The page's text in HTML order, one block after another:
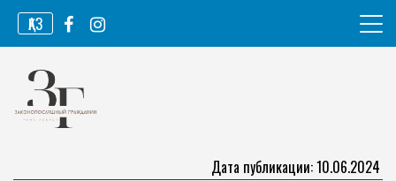
Перейти
содержимому
ҚАЗ
Законопослушный гражданин
Дата публикации: 10.06.2024